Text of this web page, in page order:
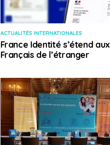
ACTUALITÉS INTERNATIONALES
France Identité s’étend aux
Français de l’étranger